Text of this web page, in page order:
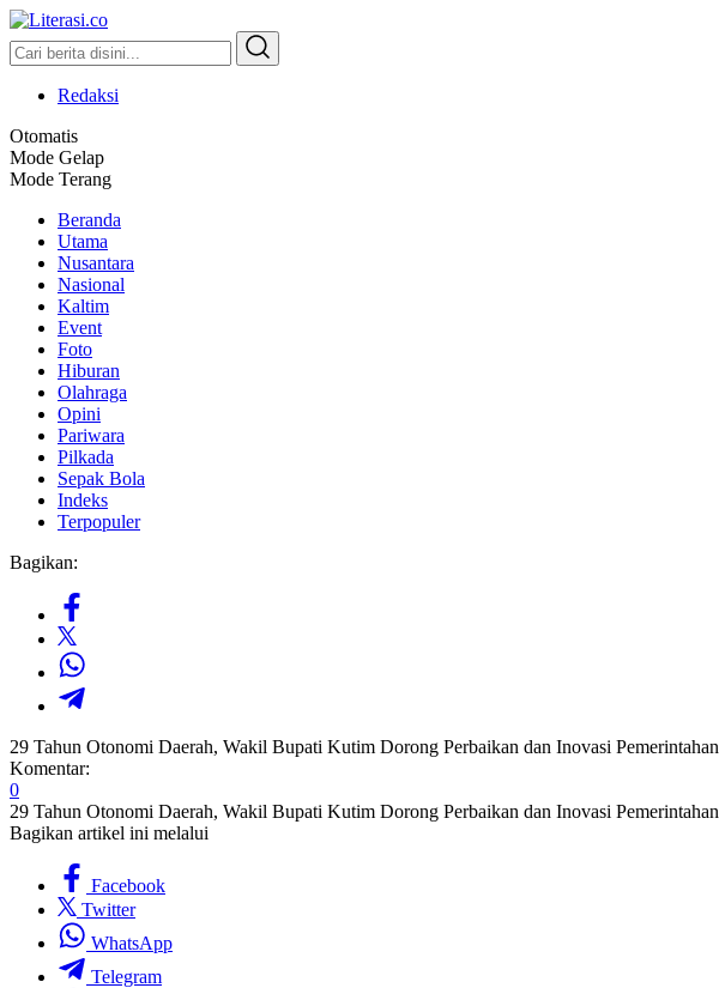
Literasi.co
Pilar Informasi
Redaksi
Otomatis
Mode Gelap
Mode Terang
Beranda
Utama
Nusantara
Nasional
Kaltim
Event
Foto
Hiburan
Olahraga
Opini
Pariwara
Pilkada
Sepak Bola
Indeks
Terpopuler
Bagikan:
29 Tahun Otonomi Daerah, Wakil Bupati Kutim Dorong Perbaikan dan Inovasi Pemerintahan
Komentar:
0
29 Tahun Otonomi Daerah, Wakil Bupati Kutim Dorong Perbaikan dan Inovasi Pemerintahan
Bagikan artikel ini melalui
Facebook
Twitter
WhatsApp
Telegram